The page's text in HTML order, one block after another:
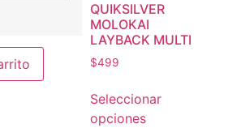
QUIKSILVER
MOLOKAI
LAYBACK MULTI
$499
Seleccionar
opciones